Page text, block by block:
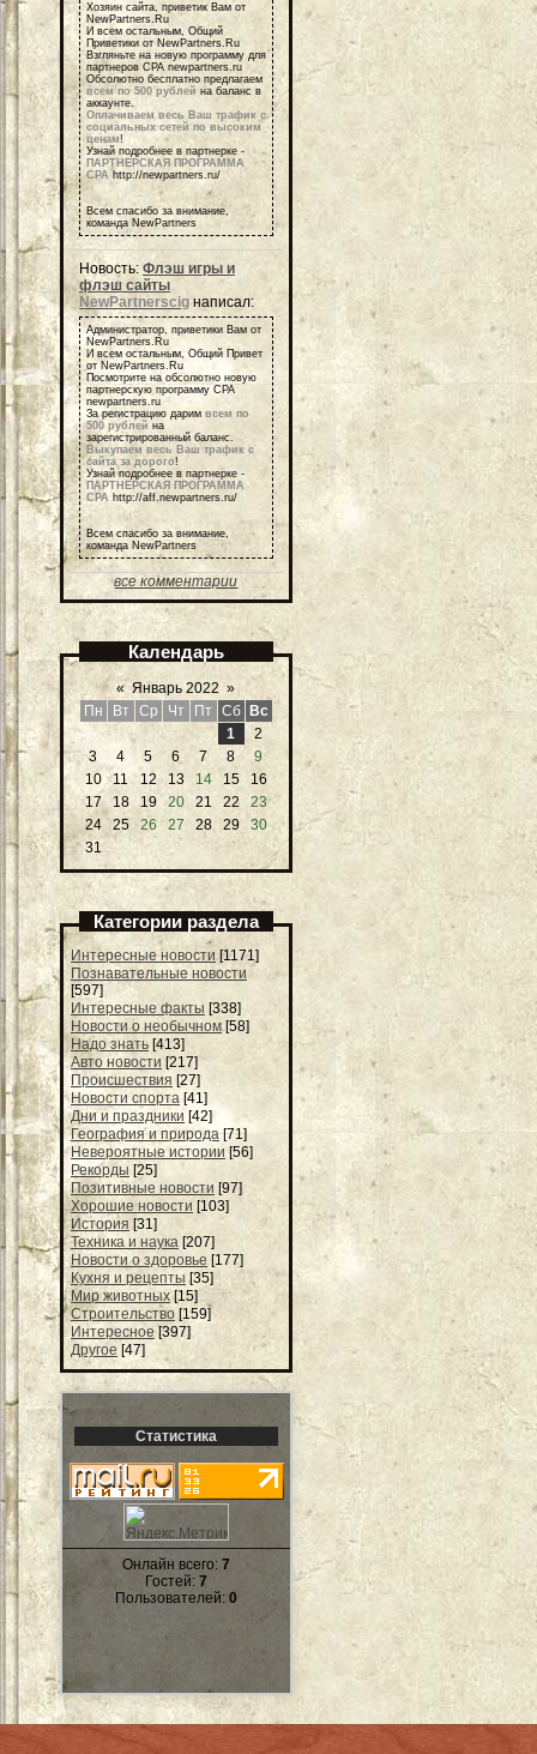
Хозяин сайта, приветик Вам от
NewPartners.Ru
И всем остальным, Общий
Приветики от NewPartners.Ru
Взгляньте на новую программу для
партнеров СРА newpartners.ru
Обсолютно бесплатно предлагаем
всем по 500 рублей на баланс в
аккаунте.
Оплачиваем весь Ваш трафик с
социальных сетей по высоким
ценам!
Узнай подробнее в партнерке -
ПАРТНЕРСКАЯ ПРОГРАММА
СРА http://newpartners.ru/
Всем спасибо за внимание,
команда NewPartners
Новость: Флэш игры и
флэш сайты
NewPartnerscigнаписал:
Администратор, приветики Вам от
NewPartners.Ru
И всем остальным, Общий Привет
от NewPartners.Ru
Посмотрите на обсолютно новую
партнерскую программу СРА
newpartners.ru
За регистрацию дарим всем по
500 рублей на
зарегистрированный баланс.
Выкупаем весь Ваш трафик с
сайта за дорого!
Узнай подробнее в партнерке -
ПАРТНЕРСКАЯ ПРОГРАММА
СРА http://aff.newpartners.ru/
Всем спасибо за внимание,
команда NewPartners
все комментарии
Календарь
« Январь 2022 »
Пн
Вт Ср Чт Пт Сб
Вс
1
2
3
4 5 6 7 8
9
10
11 12 13 14 15
16
17
18 19 20 21 22
23
24
25 26 27 28 29
30
31
Категории раздела
Интересные новости [1171]
Познавательные новости
[597]
Интересные факты [338]
Новости о необычном [58]
Надо знать [413]
Авто новости [217]
Происшествия [27]
Новости спорта [41]
Дни и праздники [42]
География и природа [71]
Невероятные истории [56]
Рекорды [25]
Позитивные новости [97]
Хорошие новости [103]
История [31]
Техника и наука [207]
Новости о здоровье [177]
Кухня и рецепты [35]
Мир животных [15]
Строительство [159]
Интересное [397]
Другое [47]
Статистика
Онлайн всего: 7
Гостей: 7
Пользователей: 0